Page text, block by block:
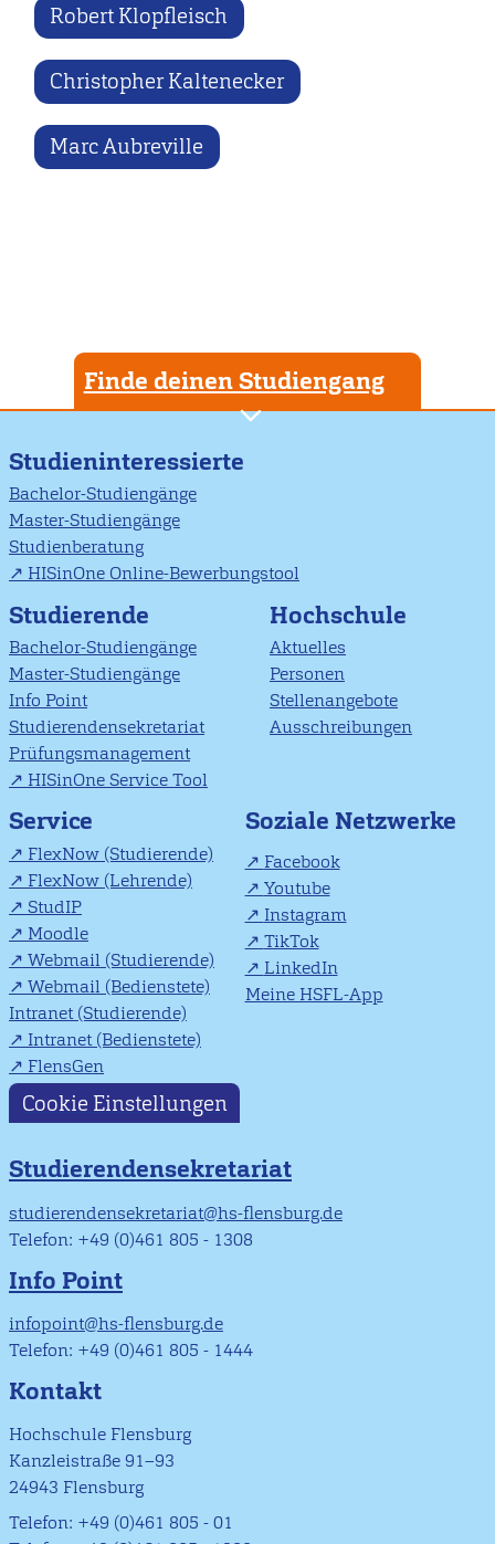
Robert Klopfleisch
Christopher Kaltenecker
Marc Aubreville
Finde deinen Studiengang
Studieninteressierte
Bachelor-Studiengänge
Master-Studiengänge
Studienberatung
HISinOne Online-Bewerbungstool
Studierende
Bachelor-Studiengänge
Master-Studiengänge
Info Point
Studierendensekretariat
Prüfungsmanagement
HISinOne Service Tool
Hochschule
Aktuelles
Personen
Stellenangebote
Ausschreibungen
Service
FlexNow (Studierende)
FlexNow (Lehrende)
StudIP
Moodle
Webmail (Studierende)
Webmail (Bedienstete)
Intranet (Studierende)
Intranet (Bedienstete)
FlensGen
Soziale Netzwerke
Facebook
Youtube
Instagram
TikTok
LinkedIn
Meine HSFL-App
Cookie Einstellungen
Studierendensekretariat
studierendensekretariat@hs-flensburg.de
Telefon: +49 (0)461 805 - 1308
Info Point
infopoint@hs-flensburg.de
Telefon: +49 (0)461 805 - 1444
Kontakt
Hochschule Flensburg
Kanzleistraße 91–93
24943 Flensburg
Telefon: +49 (0)461 805 - 01